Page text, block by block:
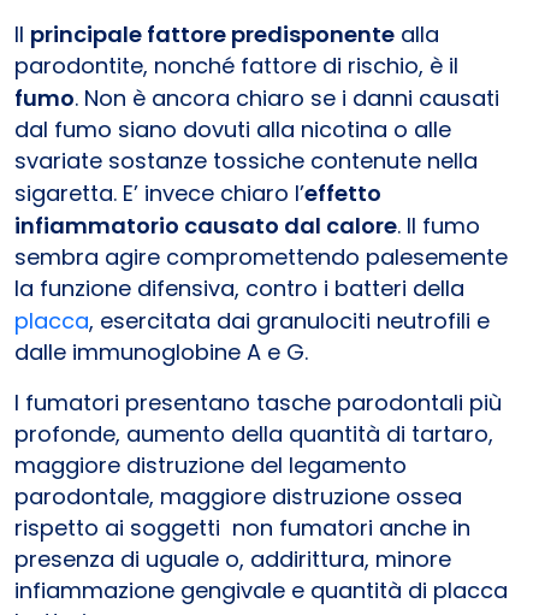
Il principale fattore predisponente alla
parodontite, nonché fattore di rischio, è il
fumo. Non è ancora chiaro se i danni causati
dal fumo siano dovuti alla nicotina o alle
svariate sostanze tossiche contenute nella
sigaretta. E’ invece chiaro l’effetto
infiammatorio causato dal calore. Il fumo
sembra agire compromettendo palesemente
la funzione difensiva, contro i batteri della
placca, esercitata dai granulociti neutrofili e
dalle immunoglobine A e G.
I fumatori presentano tasche parodontali più
profonde, aumento della quantità di tartaro,
maggiore distruzione del legamento
parodontale, maggiore distruzione ossea
rispetto ai soggetti non fumatori anche in
presenza di uguale o, addirittura, minore
infiammazione gengivale e quantità di placca